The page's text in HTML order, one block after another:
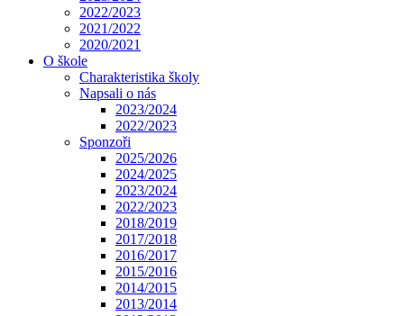
2022/2023
2021/2022
2020/2021
O škole
Charakteristika školy
Napsali o nás
2023/2024
2022/2023
Sponzoři
2025/2026
2024/2025
2023/2024
2022/2023
2018/2019
2017/2018
2016/2017
2015/2016
2014/2015
2013/2014